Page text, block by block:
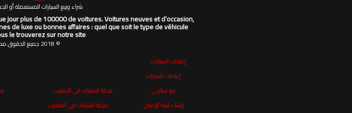
شراء وبيع السيارات المستعملة أو
jour plus de 100000 de voitures. Voitures neuves et d’occasion,
de luxe ou bonnes affaires : quel que soit le type de véhicule
le trouverez sur notre site.
© 2018 جميع الحقوق محفوظة
إعلانات السيارات
إعلانات السيارات
بيع سيارتي
إنشاء تنبيه للإعلان
مجلة السيارات في المغرب
مجلة السيارات في المغرب